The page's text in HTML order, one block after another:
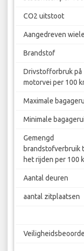
CO2 uitstoot
Aangedreven
Brandstof
Drivstofforbruk på
motorvei per 100
Maximale
Minimale
Gemengd
brandstofverbruik
het rijden per 100
Aantal deuren
aantal zitplaatsen